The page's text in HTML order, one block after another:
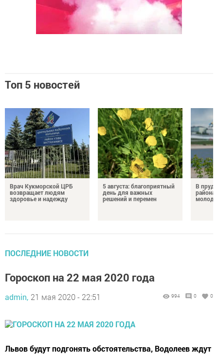
Топ 5 новостей
Врач Кукморской ЦРБ
возвращает людям
здоровье и надежду
5 августа: благоприятный
день для важных
решений и перемен
В
района
ПОСЛЕДНИЕ НОВОСТИ
Гороскоп на 22 мая 2020 года
admin, 21 мая 2020 - 22:51 994 0 0
Львов будут подгонять обстоятельства, Водолеев ждут